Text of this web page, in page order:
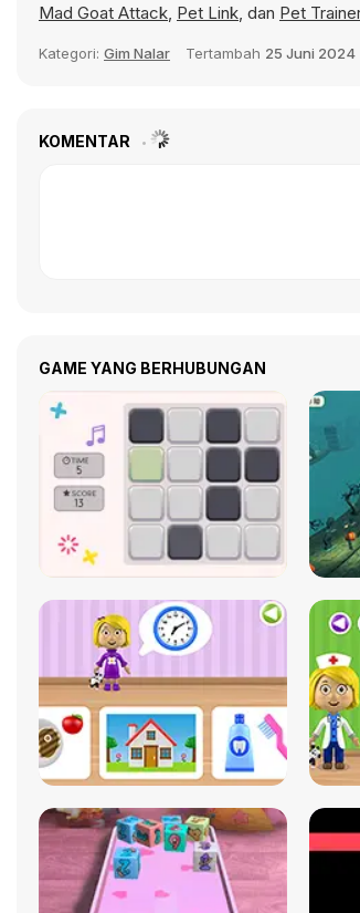
Mad Goat Attack, Pet Link, dan Pet
Kategori: Gim Nalar Tertambah 25 Juni 2024
KOMENTAR
GAME YANG BERHUBUNGAN